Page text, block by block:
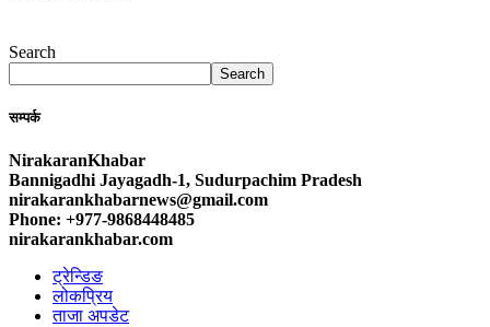
Search
Search
सम्पर्क
NirakaranKhabar
Bannigadhi Jayagadh-1, Sudurpachim Pradesh
nirakarankhabarnews@gmail.com
Phone: +977-9868448485
nirakarankhabar.com
ट्रेन्डिङ
लोकप्रिय
ताजा अपडेट